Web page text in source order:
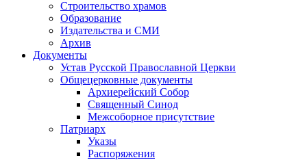
Строительство храмов
Образование
Издательства и СМИ
Архив
Документы
Устав Русской Православной Церкви
Общецерковные документы
Архиерейский Собор
Священный Синод
Межсоборное присутствие
Патриарх
Указы
Распоряжения